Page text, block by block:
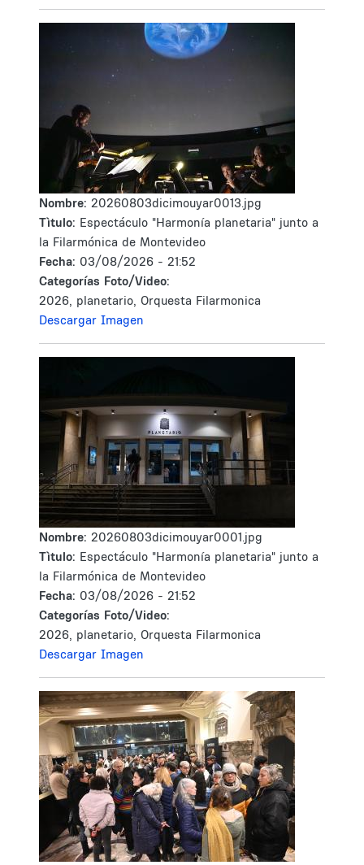
Nombre: 20260803dicimouyar0013.jpg
Tìtulo: Espectáculo "Harmonía planetaria" junto a
la Filarmónica de Montevideo
Fecha: 03/08/2026 - 21:52
Categorías Foto/Video:
2026, planetario, Orquesta Filarmonica
Descargar Imagen
Nombre: 20260803dicimouyar0001.jpg
Tìtulo: Espectáculo "Harmonía planetaria" junto a
la Filarmónica de Montevideo
Fecha: 03/08/2026 - 21:52
Categorías Foto/Video:
2026, planetario, Orquesta Filarmonica
Descargar Imagen